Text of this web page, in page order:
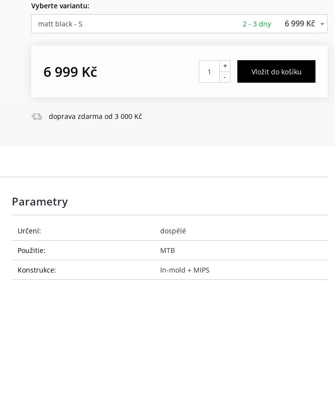
Vyberte variantu:
matt black - S
2 - 3 dny 6 999 Kč
6 999 Kč
+
-
doprava zdarma od 3 000 Kč
Parametry
Určení: dospělé
Použitie: MTB
Konstrukce: In-mold + MIPS